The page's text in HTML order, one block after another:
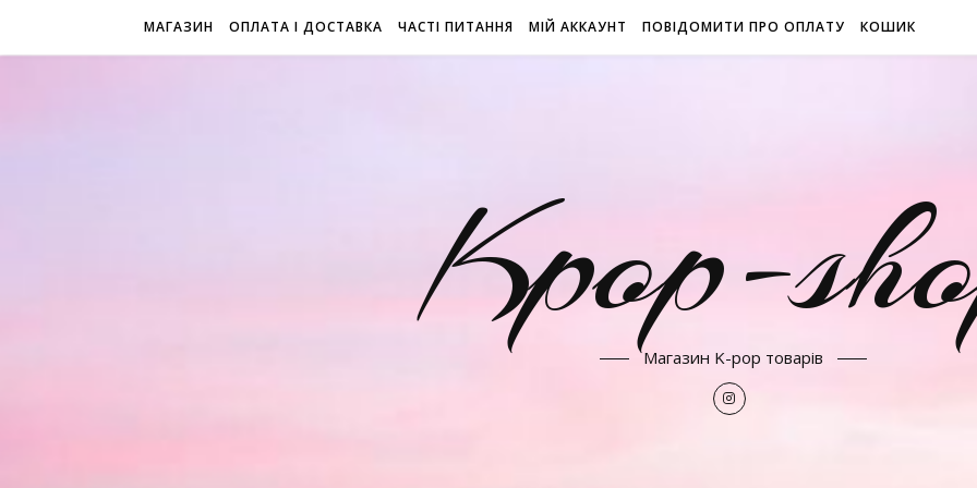
МАГАЗИН ОПЛАТА І ДОСТАВКА ЧАСТІ ПИТАННЯ МІЙ АККАУНТ ПОВІДОМИТИ ПРО ОПЛАТУ КОШИК
Kpop-
Магазин K-pop товарів